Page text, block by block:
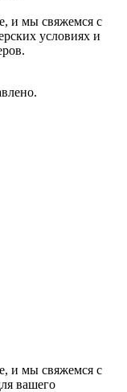
и мы свяжемся с
условиях и
и мы свяжемся с
вашего